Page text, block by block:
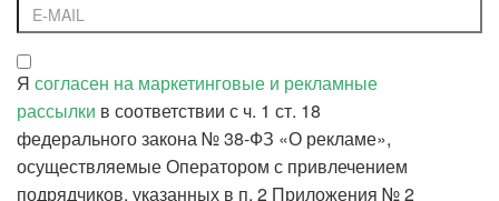
Я согласен на маркетинговые и рекламные
рассылки в соответствии с ч. 1 ст. 18
федерального закона № 38-ФЗ «О рекламе»,
осуществляемые Оператором с привлечением
подрядчиков, указанных в п. 2 Приложения № 2